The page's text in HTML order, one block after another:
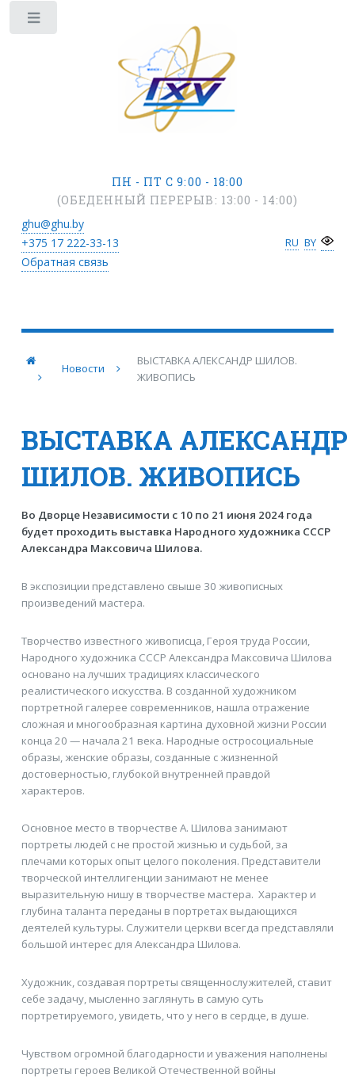
ПН - ПТ С 9:00 - 18:00
(ОБЕДЕННЫЙ ПЕРЕРЫВ: 13:00 - 14:00)
ghu@ghu.by
+375 17222-33-13
Обратная связь
RU BY
Новости
ВЫСТАВКА АЛЕКСАНДР ШИЛОВ.
ЖИВОПИСЬ
ВЫСТАВКА АЛЕКСАНДР
ШИЛОВ. ЖИВОПИСЬ
Во Дворце Независимости с 10 по 21 июня 2024 года
будет проходить выставка Народного художника СССР
Александра Максовича Шилова.
В экспозиции представлено свыше 30 живописных
произведений мастера.
Творчество известного живописца, Героя труда России,
Народного художника СССР Александра Максовича Шилова
основано на лучших традициях классического
реалистического искусства. В созданной художником
портретной галерее современников, нашла отражение
сложная и многообразная картина духовной жизни России
конца 20 — начала 21 века. Народные остросоциальные
образы, женские образы, созданные с жизненной
достоверностью, глубокой внутренней правдой
характеров.
Основное место в творчестве А. Шилова занимают
портреты людей с не простой жизнью и судьбой, за
плечами которых опыт целого поколения. Представители
творческой интеллигенции занимают не менее
выразительную нишу в творчестве мастера. Характер и
глубина таланта переданы в портретах выдающихся
деятелей культуры. Служители церкви всегда представляли
большой интерес для Александра Шилова.
Художник, создавая портреты священнослужителей, ставит
себе задачу, мысленно заглянуть в самую суть
портретируемого, увидеть, что у него в сердце, в душе.
Чувством огромной благодарности и уважения наполнены
портреты героев Великой Отечественной войны